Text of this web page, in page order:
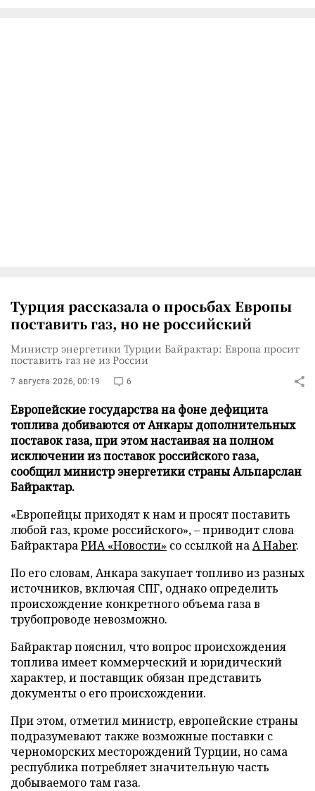
Турция рассказала о просьбах Европы
поставить газ, но не российский
Министр энергетики Турции Байрактар: Европа просит
поставить газ не из России
7 августа 2026, 00:19 6
Европейские государства на фоне дефицита
топлива добиваются от Анкары дополнительных
поставок газа, при этом настаивая на полном
исключении из поставок российского газа,
сообщил министр энергетики страны Альпарслан
Байрактар.
«Европейцы приходят к нам и просят поставить
любой газ, кроме российского», – приводит слова
БайрактараРИА «Новости» со ссылкой наA Haber.
По его словам, Анкара закупает топливо из разных
источников, включая СПГ, однако определить
происхождение конкретного объема газа в
трубопроводе невозможно.
Байрактар пояснил, что вопрос происхождения
топлива имеет коммерческий и юридический
характер, и поставщик обязан представить
документы о его происхождении.
При этом, отметил министр, европейские страны
подразумевают также возможные поставки с
черноморских месторождений Турции, но сама
республика потребляет значительную часть
добываемого там газа.